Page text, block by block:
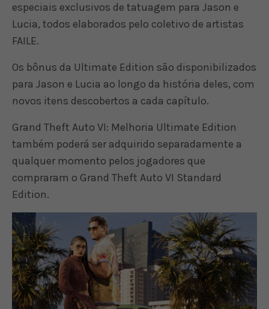
especiais exclusivos de tatuagem para Jason e
Lucia, todos elaborados pelo coletivo de artistas
FAILE.
Os bônus da Ultimate Edition são disponibilizados
para Jason e Lucia ao longo da história deles, com
novos itens descobertos a cada capítulo.
Grand Theft Auto VI: Melhoria Ultimate Edition
também poderá ser adquirido separadamente a
qualquer momento pelos jogadores que
compraram o Grand Theft Auto VI Standard
Edition.